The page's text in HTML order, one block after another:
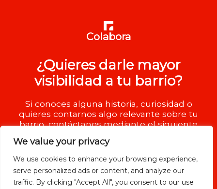
We value your privacy
We use cookies to enhance your browsing experience,
serve personalized ads or content, and analyze our
traffic. By clicking "Accept All", you consent to our use
Colabora
¿Quieres darle mayor
visibilidad a tu barrio?
Si conoces alguna historia, curiosidad o
quieres contarnos algo relevante sobre tu
barrio, contáctanos mediante el siguiente